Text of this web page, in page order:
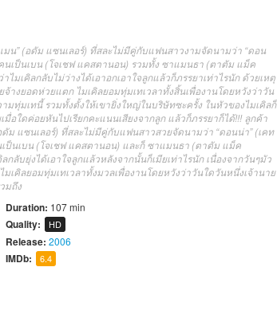
มน” (อดัม แซนเลอร์) ที่สละไม่มีคู่กับแฟนสาวงามจัดนามว่า “ดอน
นเป็นเบน (โจเชฟ แคสตานอน) รวมทั้ง ซาแมนธา (ตาตัม แม็ค
าไมเคิลกลับไม่ว่างได้เอาอกเอาใจลูกแล้วก็ภรรยาเท่าไรนัก ด้วยเหตุ
จ้างยอดห่วยแตก ไมเคิลยอมทุ่มเทเวลาทั้งสิ้นเพื่องานโดยหวังว่าวัน
มทุ่มเทนี้ รวมทั้งตั้งให้เขายิ่งใหญ่ในบริษัทซะครั้ง ในหัวของไมเคิลก็
เมื่อใดค่อยหันไปเรียกคะแนนเสียงจากลูก แล้วก็ภรรยาก็ได้!!! ลูกค้า
ดัม แซนเลอร์) ที่สละไม่มีคู่กับแฟนสาวสวยจัดนามว่า “ดอนน่า” (เคท
เป็นเบน (โจเชฟ แคสตานอน) และก็ ซาแมนธา (ตาตัม แม็ค
ลกลับยุ่งได้เอาใจลูกแล้วหลังจากนั้นก็เมียเท่าไรนัก เนื่องจากวันๆมัว
ไมเคิลยอมทุ่มเทเวลาทั้งมวลเพื่องานโดยหวังว่าวันใดวันหนึ่งเจ้านาย
มถึง
Duration: 107 min
Quality: HD
Release:2006
IMDb: 6.4